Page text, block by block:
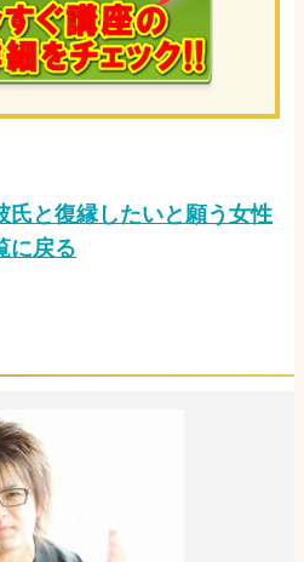
氏と復縁したいと願う女性
に戻る